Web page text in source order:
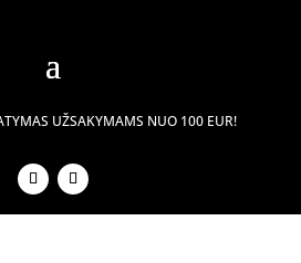
UŽSAKYMAMS NUO 100 EUR!